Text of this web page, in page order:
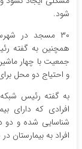
شود.
۳۰ مسجد در
همچنین به گفته
جمعیت با چهار
و احتیاج دو محل
به گفته رئیس شبکه
افرادی که دارای
شناسایی شده و دو
افراد به